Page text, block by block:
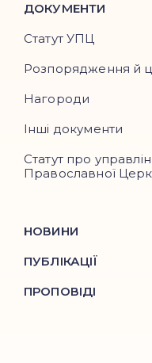
ДОКУМЕНТИ
Статут УПЦ
Розпорядження й
Нагороди
Інші документи
Статут про
Православної
НОВИНИ
ПУБЛІКАЦІЇ
ПРОПОВІДІ